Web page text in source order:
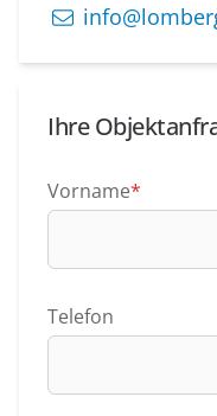
Ihre
Vorname*
Telefon